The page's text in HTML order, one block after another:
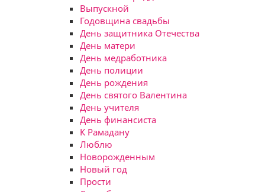
Выпускной
Годовщина свадьбы
День защитника Отечества
День матери
День медработника
День полиции
День рождения
День святого Валентина
День учителя
День финансиста
К Рамадану
Люблю
Новорожденным
Новый год
Прости